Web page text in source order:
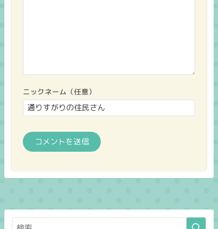
ニックネーム（任意）